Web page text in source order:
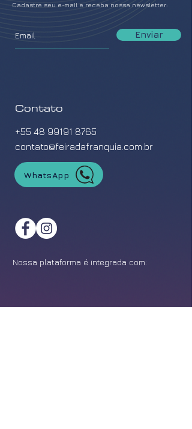
Cadastre seu e-mail e receba nossa newsletter:
Enviar
Contato
+55 48 99191 8765
contato@feiradafranquia.com.br
WhatsApp
Nossa plataforma é integrada com: